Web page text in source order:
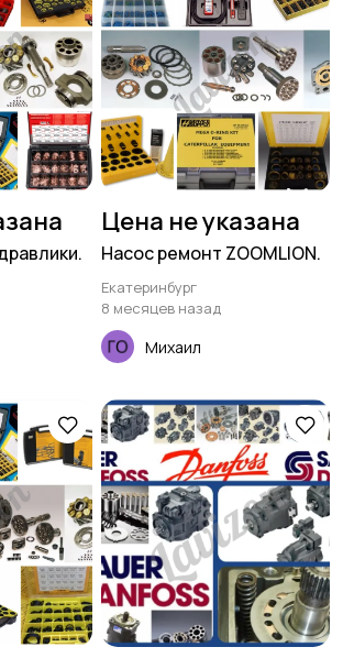
Цена не указана
Насос ремонт ZOOMLION.
Екатеринбург
8 месяцев назад
Михаил